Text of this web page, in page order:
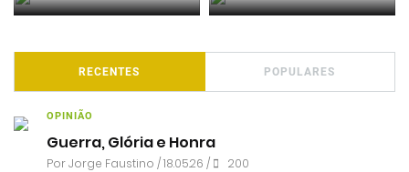
RECENTES POPULARES
OPINIÃO
Guerra, Glória e Honra
PorJorge Faustino / 18.05.26 / 200